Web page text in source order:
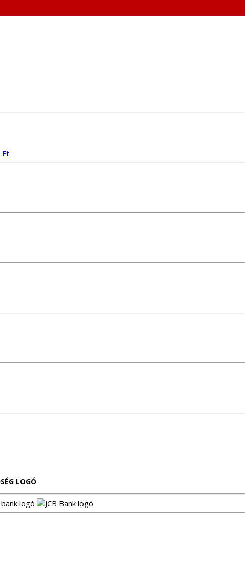
FtCurrent
price